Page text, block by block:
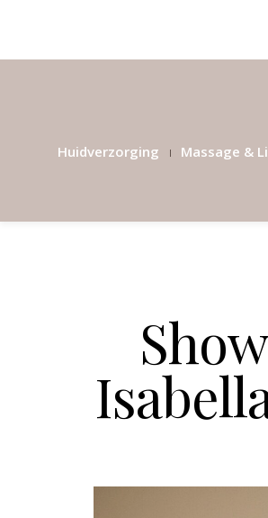
Huidverzorging Massage &